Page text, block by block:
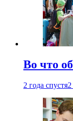
Во что
2 года спустя